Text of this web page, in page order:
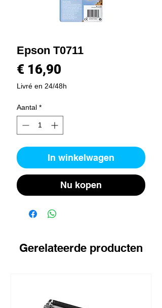
Epson T0711
€ 16,90
Livré en 24/48h
Aantal *
In winkelwagen
Nu kopen
Gerelateerde producten